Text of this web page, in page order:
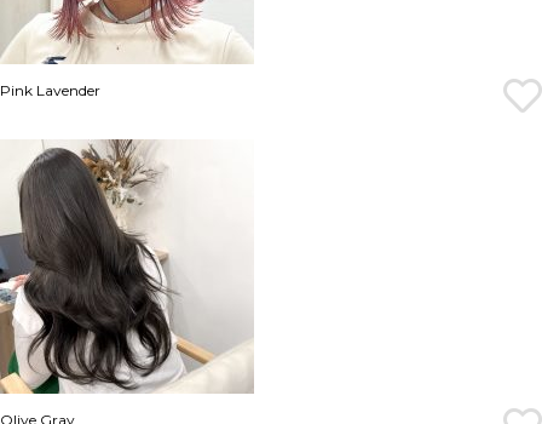
Pink Lavender
Olive Gray